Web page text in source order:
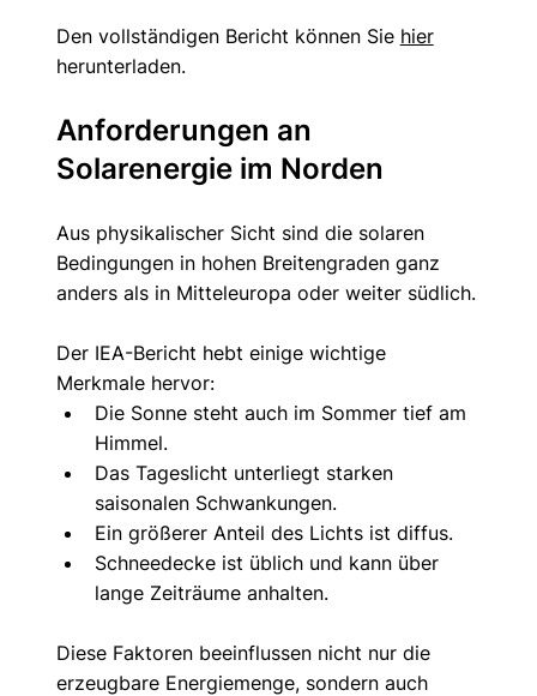
Den vollständigen Bericht können Sie hier
herunterladen.
Anforderungen an
Solarenergie im Norden
Aus physikalischer Sicht sind die solaren
Bedingungen in hohen Breitengraden ganz
anders als in Mitteleuropa oder weiter südlich.
Der IEA-Bericht hebt einige wichtige
Merkmale hervor:
Die Sonne steht auch im Sommer tief am
Himmel.
Das Tageslicht unterliegt starken
saisonalen Schwankungen.
Ein größerer Anteil des Lichts ist diffus.
Schneedecke ist üblich und kann über
lange Zeiträume anhalten.
Diese Faktoren beeinflussen nicht nur die
erzeugbare Energiemenge, sondern auch